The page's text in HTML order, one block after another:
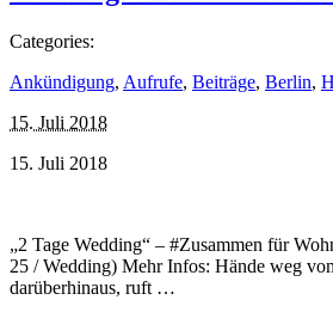
Categories:
Ankündigung, Aufrufe, Beiträge, Berlin,
15. Juli 2018
15. Juli 2018
„2 Tage Wedding“ – #Zusammen für
25 / Wedding) Mehr Infos: Hände weg
darüberhinaus, ruft …